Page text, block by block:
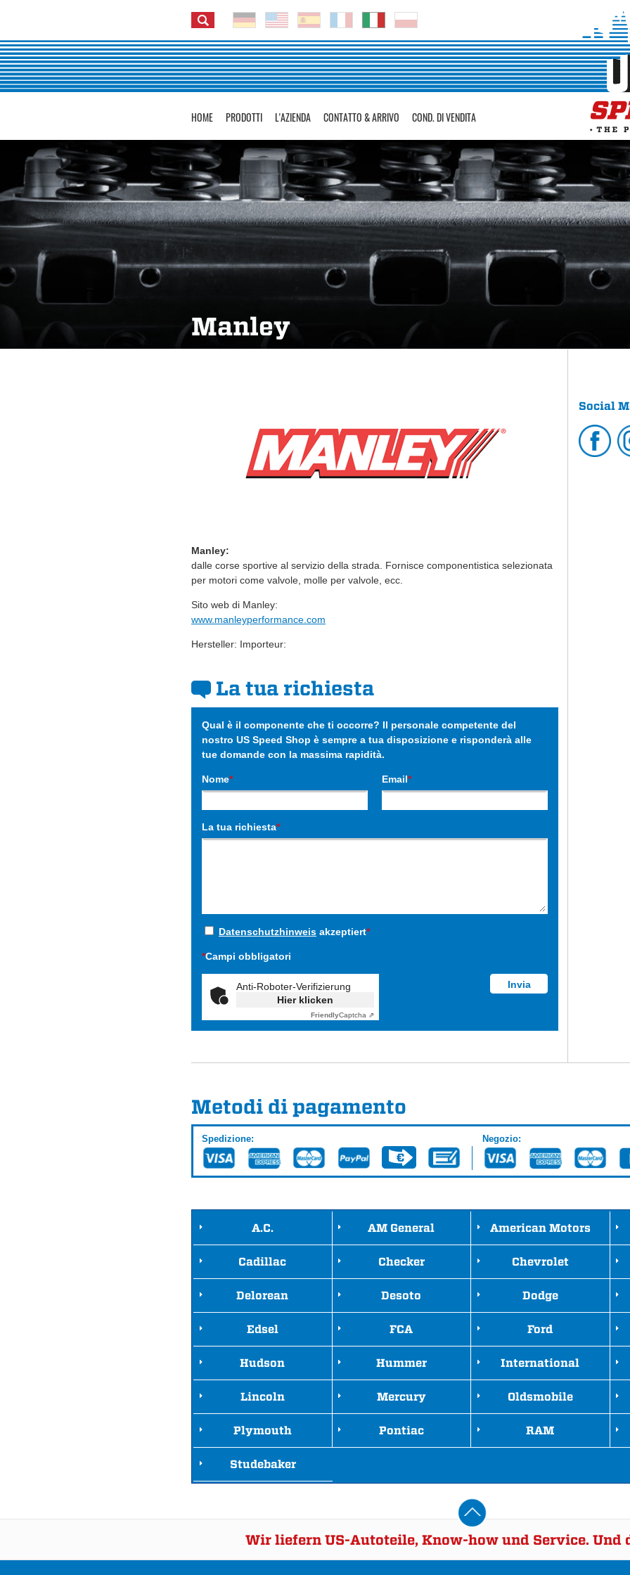
HOME PRODOTTI L'AZIENDA CONTATTO & ARRIVO COND. DI VENDITA
Manley
Manley:
dalle corse sportive al servizio della strada. Fornisce componentistica selezionata
per motori come valvole, molle per valvole, ecc.
Sito web di Manley:
www.manleyperformance.com
Hersteller: Importeur:
La tua richiesta
Qual è il componente che ti occorre? Il personale competente del
nostro US Speed Shop è sempre a tua disposizione e risponderà alle
tue domande con la massima rapidità.
Nome* Email*
La tua richiesta*
Datenschutzhinweis akzeptiert*
*Campi obbligatori
Anti-Roboter-Verifizierung
Hier klicken
FriendlyCaptcha ⇗
Social
Metodi di pagamento
Spedizione: Negozio:
A.C. AM General American Motors
Cadillac Checker Chevrolet
Delorean Desoto Dodge
Edsel FCA Ford
Hudson Hummer International
Lincoln Mercury Oldsmobile
Plymouth Pontiac RAM
Studebaker
Wir liefern US-Autoteile, Know-how und Service. Und